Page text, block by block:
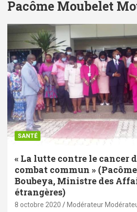
Pacôme Moubelet
SANTÉ
« La lutte contre le cancer
combat commun »
Boubeya, Ministre des
étrangères)
8 octobre 2020 Modérateur